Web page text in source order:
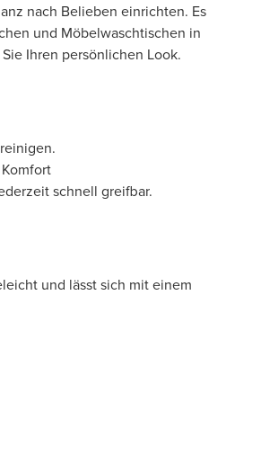
nach Belieben einrichten. Es
und Möbelwaschtischen in
Ihren persönlichen Look.
schnell greifbar.
und lässt sich mit einem